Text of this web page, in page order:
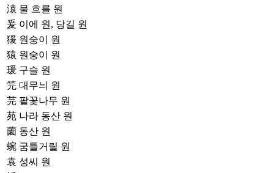
溒 물 흐를 원
爰 이에 원, 당길 원
猨 원숭이 원
猿 원숭이 원
瑗 구슬 원
笎 대무늬 원
芫 팥꽃나무 원
苑 나라 동산 원
薗 동산 원
蜿 굼틀거릴 원
袁 성씨 원